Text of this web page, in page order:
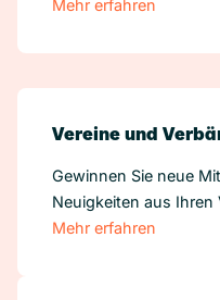
Mehr erfahren
Vereine und
Gewinnen Sie neue
Neuigkeiten aus Ihren
Mehr erfahren